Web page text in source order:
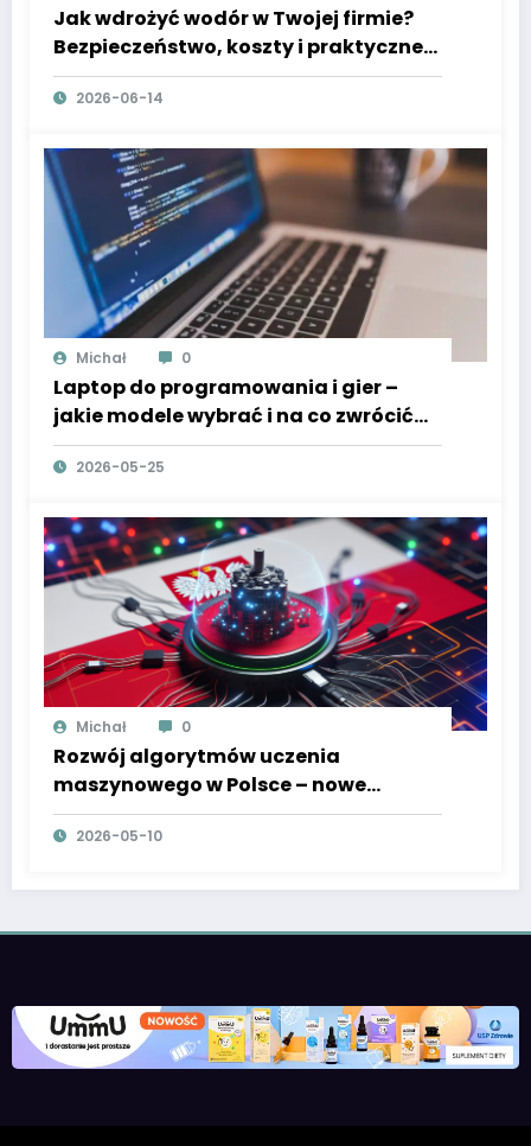
Jak wdrożyć wodór w Twojej firmie?
Bezpieczeństwo, koszty i praktyczne
porady
2026-06-14
Michał 0
Laptop do programowania i gier –
jakie modele wybrać i na co zwrócić
uwagę
2026-05-25
Michał 0
Rozwój algorytmów uczenia
maszynowego w Polsce – nowe
podejścia i przełomowe osiągnięcia
2026-05-10